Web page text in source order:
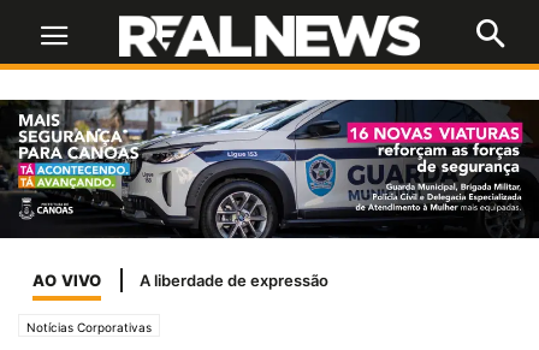
AO VIVO A liberdade de expressão
Notícias Corporativas